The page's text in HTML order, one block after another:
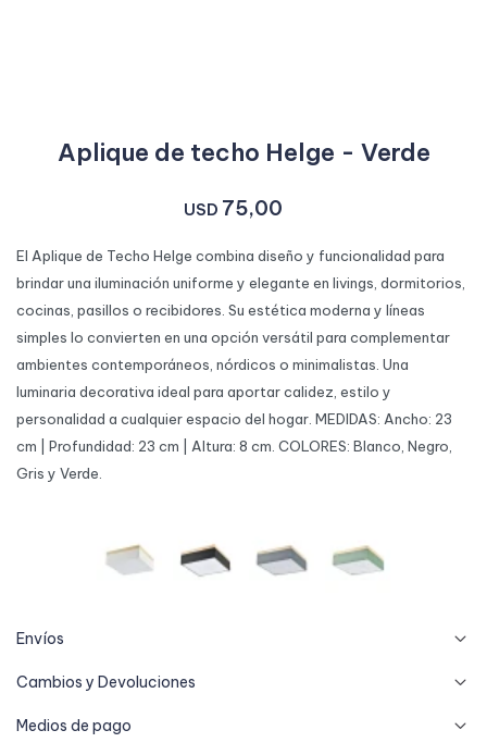
Aplique de techo Helge - Verde
USD 75,00
El Aplique de Techo Helge combina diseño y funcionalidad para
brindar una iluminación uniforme y elegante en livings, dormitorios,
cocinas, pasillos o recibidores. Su estética moderna y líneas
simples lo convierten en una opción versátil para complementar
ambientes contemporáneos, nórdicos o minimalistas. Una
luminaria decorativa ideal para aportar calidez, estilo y
personalidad a cualquier espacio del hogar. MEDIDAS: Ancho: 23
cm | Profundidad: 23 cm | Altura: 8 cm. COLORES: Blanco, Negro,
Gris y Verde.
Envíos
Cambios y Devoluciones
Medios de pago